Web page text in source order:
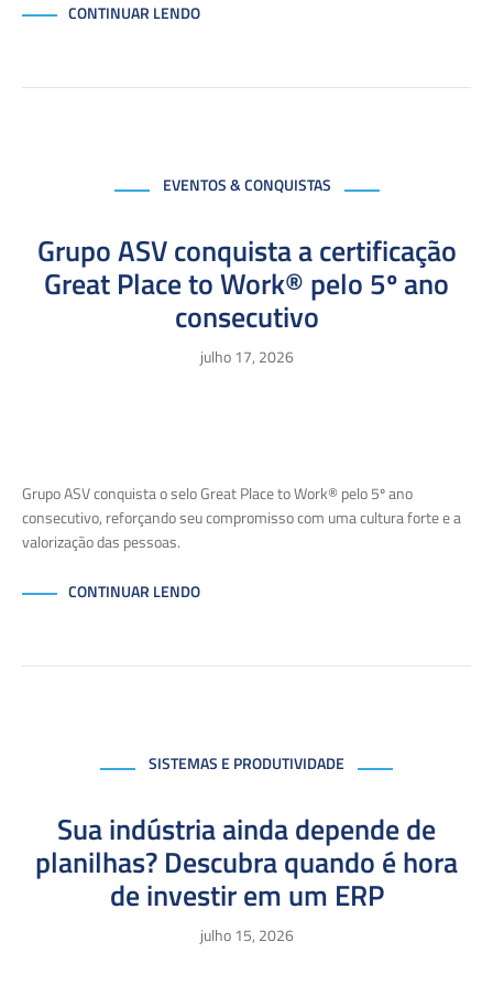
CONTINUAR LENDO
EVENTOS & CONQUISTAS
Grupo ASV conquista a certificação
Great Place to Work® pelo 5º ano
consecutivo
julho 17, 2026
Grupo ASV conquista o selo Great Place to Work® pelo 5º ano
consecutivo, reforçando seu compromisso com uma cultura forte e a
valorização das pessoas.
CONTINUAR LENDO
SISTEMAS E PRODUTIVIDADE
Sua indústria ainda depende de
planilhas? Descubra quando é hora
de investir em um ERP
julho 15, 2026